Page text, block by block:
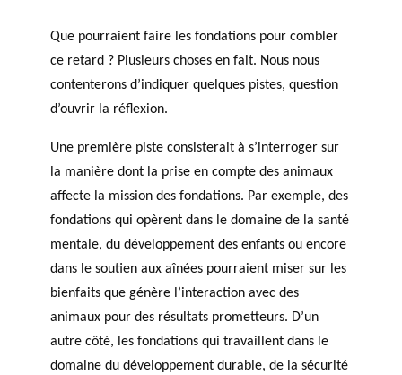
Que pourraient faire les fondations pour combler
ce retard ? Plusieurs choses en fait. Nous nous
contenterons d’indiquer quelques pistes, question
d’ouvrir la réflexion.
Une première piste consisterait à s’interroger sur
la manière dont la prise en compte des animaux
affecte la mission des fondations. Par exemple, des
fondations qui opèrent dans le domaine de la santé
mentale, du développement des enfants ou encore
dans le soutien aux aînées pourraient miser sur les
bienfaits que génère l’interaction avec des
animaux pour des résultats prometteurs. D’un
autre côté, les fondations qui travaillent dans le
domaine du développement durable, de la sécurité